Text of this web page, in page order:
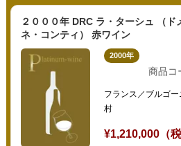
２０００年 DRC ラ・ターシュ （ド
ネ・コンティ） 赤ワイン
2000年
商品コ
フランス／ブルゴ
村
¥1,210,000（税